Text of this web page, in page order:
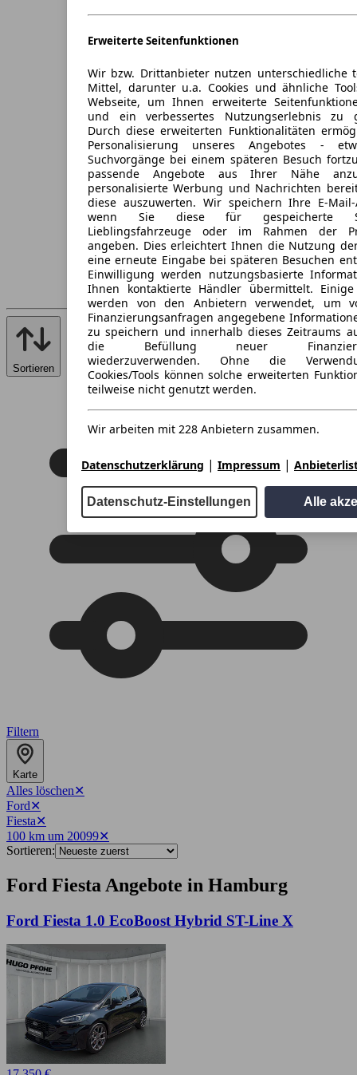
Erweiterte Seitenfunktionen
Wir bzw. Drittanbieter nutzen unterschiedliche
Mittel, darunter u.a. Cookies und ähnliche
Webseite, um Ihnen erweiterte
und ein verbessertes Nutzungserlebnis zu
Durch diese erweiterten Funktionalitäten
Personalisierung unseres Angebotes -
Suchvorgänge bei einem späteren Besuch
passende Angebote aus Ihrer Nähe
personalisierte Werbung und Nachrichten
diese auszuwerten. Wir speichern Ihre E-Mail-
wenn Sie diese für gespeicherte
Lieblingsfahrzeuge oder im Rahmen der
angeben. Dies erleichtert Ihnen die Nutzung
eine erneute Eingabe bei späteren Besuchen
Einwilligung werden nutzungsbasierte
Ihnen kontaktierte Händler übermittelt. Einige
werden von den Anbietern verwendet, um
Finanzierungsanfragen angegebene
zu speichern und innerhalb dieses Zeitraums
die Befüllung neuer
wiederzuverwenden. Ohne die
Cookies/Tools können solche erweiterten
teilweise nicht genutzt werden.
Wir arbeiten mit 228 Anbietern zusammen.
Datenschutzerklärung | Impressum |
Datenschutz-Einstellungen Alle
Sortieren
Filtern
Karte
Alles löschen✕
Ford✕
Fiesta✕
100 km um 20099✕
Sortieren:
Ford Fiesta Angebote in Hamburg
Ford Fiesta 1.0 EcoBoost Hybrid ST-Line X